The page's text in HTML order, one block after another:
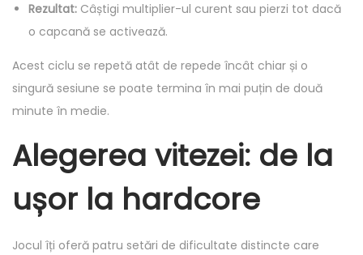
Rezultat: Câștigi multiplier-ul curent sau pierzi tot dacă
o capcană se activează.
Acest ciclu se repetă atât de repede încât chiar și o
singură sesiune se poate termina în mai puțin de două
minute în medie.
Alegerea vitezei: de la
ușor la hardcore
Jocul îți oferă patru setări de dificultate distincte care